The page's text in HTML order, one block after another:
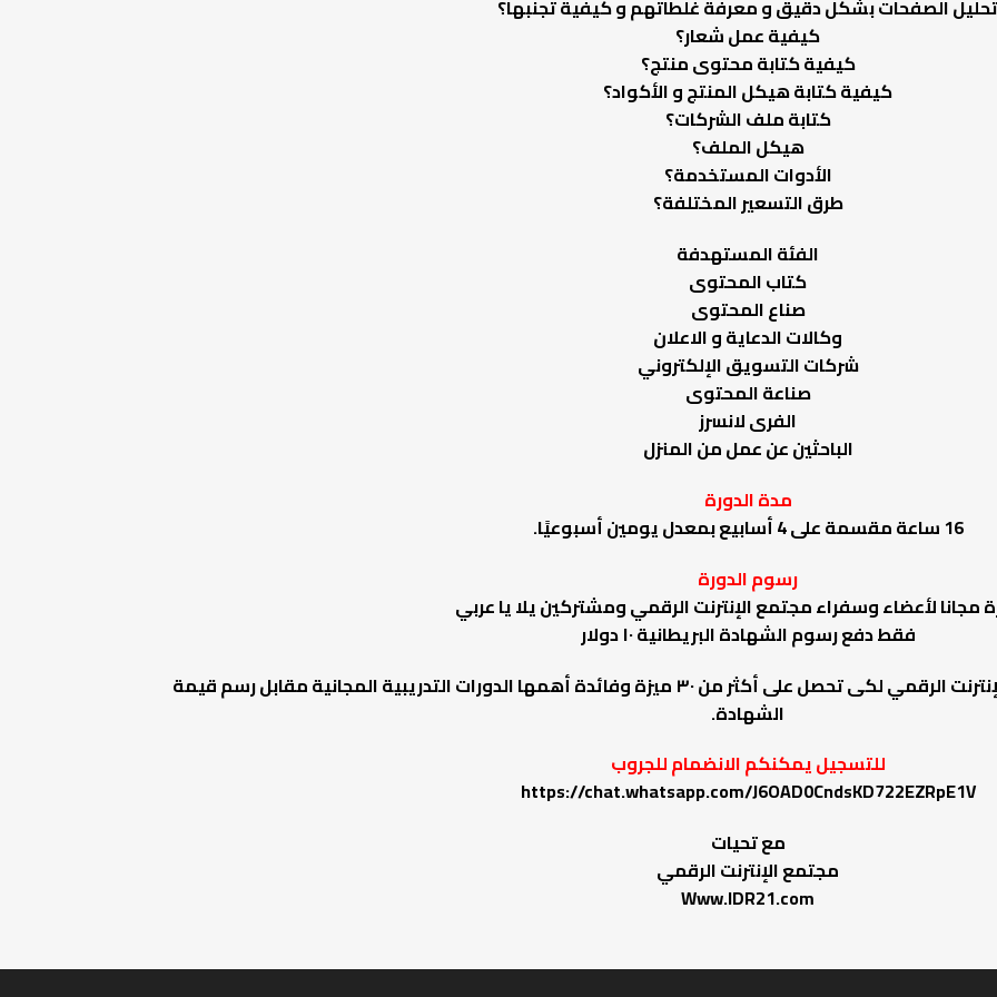
تحليل الصفحات بشكل دقيق و معرفة غلطاتهم و كيفية تجنبها؟
كيفية عمل شعار؟
كيفية كتابة محتوى منتج؟
كيفية كتابة هيكل المنتج و الأكواد؟
كتابة ملف الشركات؟
هيكل الملف؟
الأدوات المستخدمة؟
طرق التسعير المختلفة؟
الفئة المستهدفة
كتاب المحتوى
صناع المحتوى
وكالات الدعاية و الاعلان
شركات التسويق الإلكتروني
صناعة المحتوى
الفرى لانسرز
الباحثين عن عمل من المنزل
مدة الدورة
16 ساعة مقسمة على 4 أسابيع بمعدل يومين أسبوعيًا.
رسوم الدورة
مجانا لأعضاء وسفراء مجتمع الإنترنت الرقمي ومشتركين يلا يا عربي
فقط دفع رسوم الشهادة البريطانية ١٠ دولار
يمكنك أن تصبح عضوا او سفيرا بمجتمع الإنترنت الرقمي لكى تحصل على أكثر من ٣٠ ميزة وفائدة أهمها الدورات التدريبية المجانية مقابل رسم قيمة
الشهادة.
للتسجيل يمكنكم الانضمام للجروب
https://chat.whatsapp.com/J6OAD0CndsKD722EZRpE1V
مع تحيات
مجتمع الإنترنت الرقمي
Www.IDR21.com